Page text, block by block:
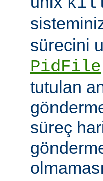
sürecini
PidFile
tutulan
süreç